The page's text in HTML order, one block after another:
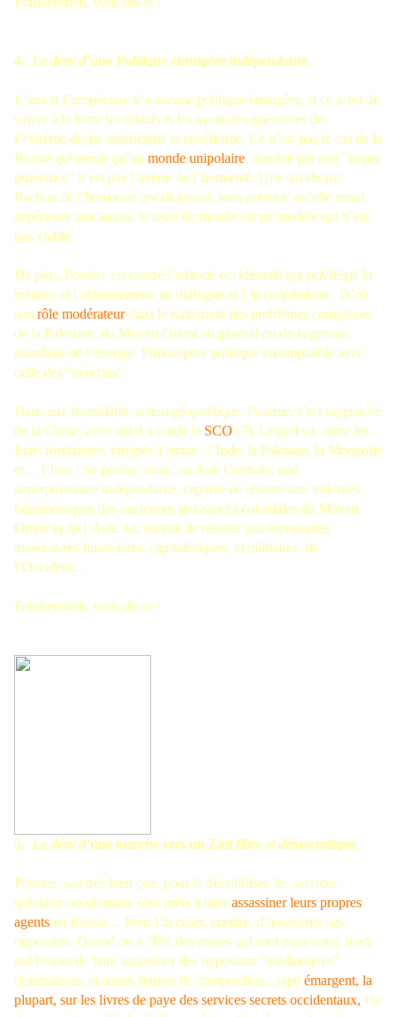
4. Le déni d’une Politique étrangère indépendante.
L’union Européenne n’a aucune politique étrangère, si ce n’est de
suivre à la lettre les diktats et les aventures guerrières de
l’extrême-droite américaine et israélienne. Ce n’est pas le cas de la
Russie qui pense qu’un monde unipolaire, dominé par une "hyper
puissance" n’est pas l’avenir de l’humanité. Une soi-disant
fraction de l’humanité qui dirigerait, sous prétexte qu’elle serait
supérieure aux autres, le reste du monde est un modèle qui n’est
pas viable.
De plus, Poutine est contre l’attitude occidentale qui privilégie la
menace et l’affrontement, au dialogue et à la coopération. D’où
son rôle modérateurdans le traitement des problèmes complexes
de la Palestine, du Moyen Orient en général ou de la gestion
mondiale de l’énergie. Philosophie politique incompatible avec
celle des "néocons".
Dans une formidable action géopolitique, Poutine, s’est rapproché
de la Chine, avec qui il a fondé le SCO (7). Lequel va, outre les
Etats fondateurs, intégrer à terme : l’Inde, le Pakistan, la Mongolie
et… l’Iran ! Se profile, donc, en Asie Centrale, une
superpuissance indépendante, capable de résister aux volontés
hégémoniques des anciennes puissances coloniales du Moyen
Orient et de l’Asie. Et, surtout de résister aux incessantes
manœuvres financières, capitalistiques, et militaires de
l’Occident…
Frankenstein, vous dis-je !
5. Le déni d’une marche vers un Etat libre et démocratique.
Poutine, sait très bien que, pour le déstabiliser, les services
spéciaux occidentaux sont prêts à faire assassiner leurs propres
agents en Russie… Pour l’accuser, ensuite, d’assassiner ses
opposants. Quand on a 70% des russes qui sont pour vous, il est
nul besoin de faire assassiner des opposants "médiatiques"
(journalistes, et autres figures de composition...) qui émargent, la
plupart, sur les livres de paye des services secrets occidentaux, via